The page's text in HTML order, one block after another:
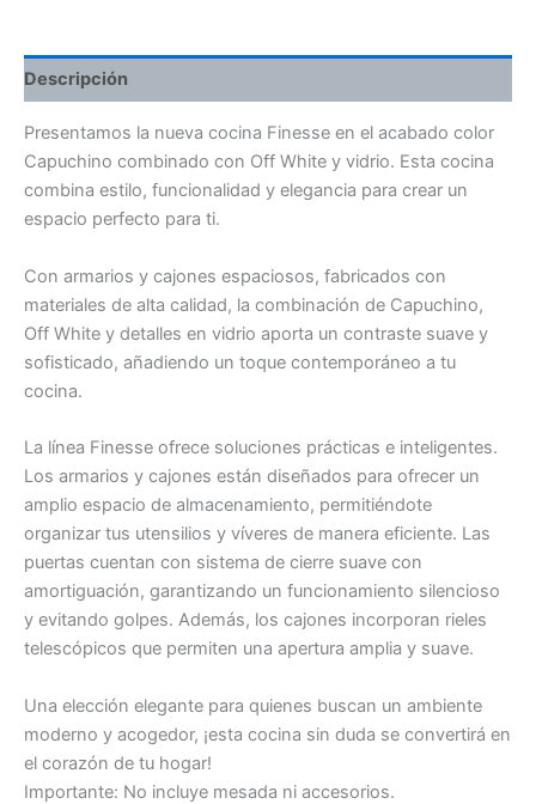
Descripción
Presentamos la nueva cocina Finesse en el acabado color
Capuchino combinado con Off White y vidrio. Esta cocina
combina estilo, funcionalidad y elegancia para crear un
espacio perfecto para ti.
Con armarios y cajones espaciosos, fabricados con
materiales de alta calidad, la combinación de Capuchino,
Off White y detalles en vidrio aporta un contraste suave y
sofisticado, añadiendo un toque contemporáneo a tu
cocina.
La línea Finesse ofrece soluciones prácticas e inteligentes.
Los armarios y cajones están diseñados para ofrecer un
amplio espacio de almacenamiento, permitiéndote
organizar tus utensilios y víveres de manera eficiente. Las
puertas cuentan con sistema de cierre suave con
amortiguación, garantizando un funcionamiento silencioso
y evitando golpes. Además, los cajones incorporan rieles
telescópicos que permiten una apertura amplia y suave.
Una elección elegante para quienes buscan un ambiente
moderno y acogedor, ¡esta cocina sin duda se convertirá en
el corazón de tu hogar!
Importante: No incluye mesada ni accesorios.